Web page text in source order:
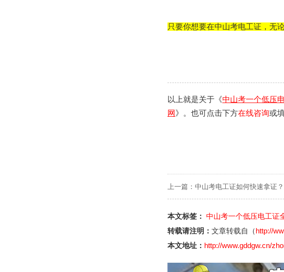
只要你想要在中山考电工证，无
以上就是关于《中山考一个低压
网 》。也可点击下方在线咨询或
上一篇： 中山考电工证如何快速拿证？
本文标签： 中山考一个低压电工证
转载请注明： 文章转载自（http://
本文地址： http://www.gddgw.cn/